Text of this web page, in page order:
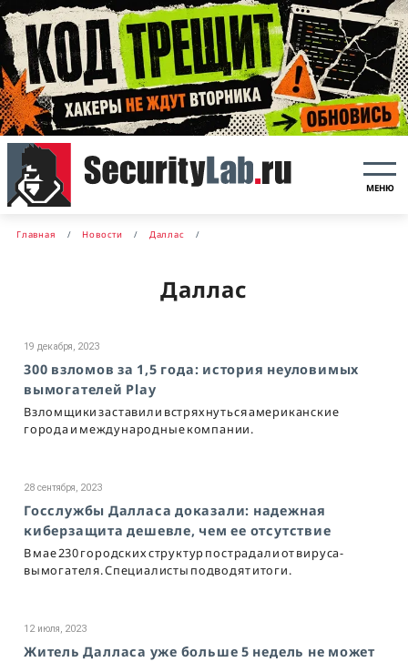
МЕНЮ
Главная Новости Даллас
Даллас
19 декабря, 2023
300 взломов за 1,5 года: история неуловимых
вымогателей Play
Взломщики заставили встряхнуться американские
города и международные компании.
28 сентября, 2023
Госслужбы Далласа доказали: надежная
киберзащита дешевле, чем ее отсутствие
В мае 230 городских структур пострадали от вируса-
вымогателя. Специалисты подводят итоги.
12 июля, 2023
Житель Далласа уже больше 5 недель не может